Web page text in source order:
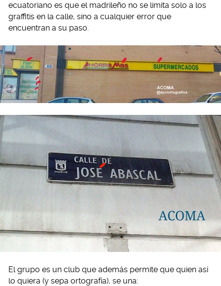
ecuatoriano es que el madrileño no se limita solo a los
graffitis en la calle, sino a cualquier error que
encuentran a su paso.
El grupo es un club que además permite que quien así
lo quiera (y sepa ortografía), se una: